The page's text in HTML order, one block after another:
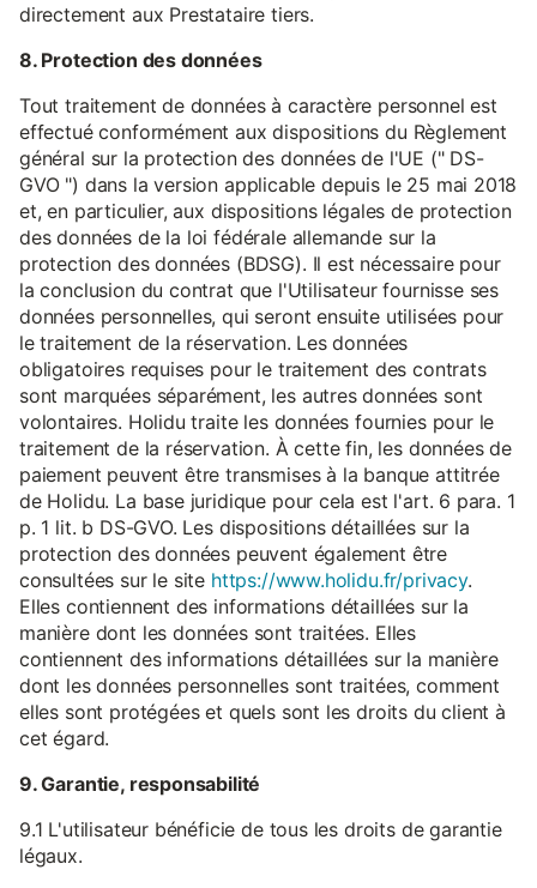
directement aux Prestataire tiers.
8. Protection des données
Tout traitement de données à caractère personnel est
effectué conformément aux dispositions du Règlement
général sur la protection des données de l'UE (" DS-
GVO ") dans la version applicable depuis le 25 mai 2018
et, en particulier, aux dispositions légales de protection
des données de la loi fédérale allemande sur la
protection des données (BDSG). Il est nécessaire pour
la conclusion du contrat que l'Utilisateur fournisse ses
données personnelles, qui seront ensuite utilisées pour
le traitement de la réservation. Les données
obligatoires requises pour le traitement des contrats
sont marquées séparément, les autres données sont
volontaires. Holidu traite les données fournies pour le
traitement de la réservation. À cette fin, les données de
paiement peuvent être transmises à la banque attitrée
de Holidu. La base juridique pour cela est l'art. 6 para. 1
p. 1 lit. b DS-GVO. Les dispositions détaillées sur la
protection des données peuvent également être
consultées sur le site https://www.holidu.fr/privacy.
Elles contiennent des informations détaillées sur la
manière dont les données sont traitées. Elles
contiennent des informations détaillées sur la manière
dont les données personnelles sont traitées, comment
elles sont protégées et quels sont les droits du client à
cet égard.
9. Garantie, responsabilité
9.1 L'utilisateur bénéficie de tous les droits de garantie
légaux.